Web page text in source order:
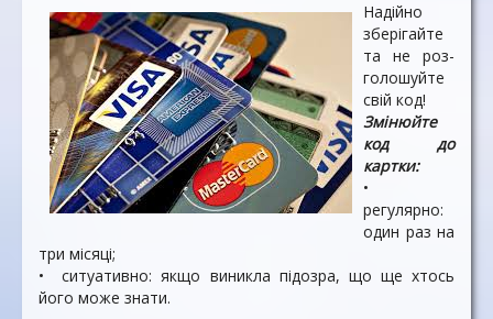
Надійно
зберігайте
та не роз­
голошуйте
свій код!
Змінюйте
код до
картки:
•
регулярно:
один раз на
три місяці;
• ситуативно: якщо виникла підозра, що ще хтось
його може знати.